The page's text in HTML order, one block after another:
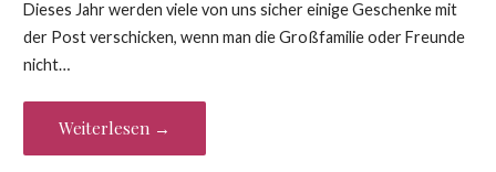
Dieses Jahr werden viele von uns sicher einige Geschenke mit
der Post verschicken, wenn man die Großfamilie oder Freunde
nicht…
Weiterlesen →